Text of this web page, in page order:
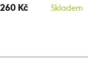
260 Kč Skladem